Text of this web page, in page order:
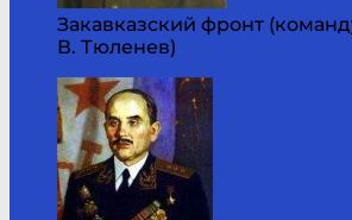
Закавказский фронт
В. Тюленев)